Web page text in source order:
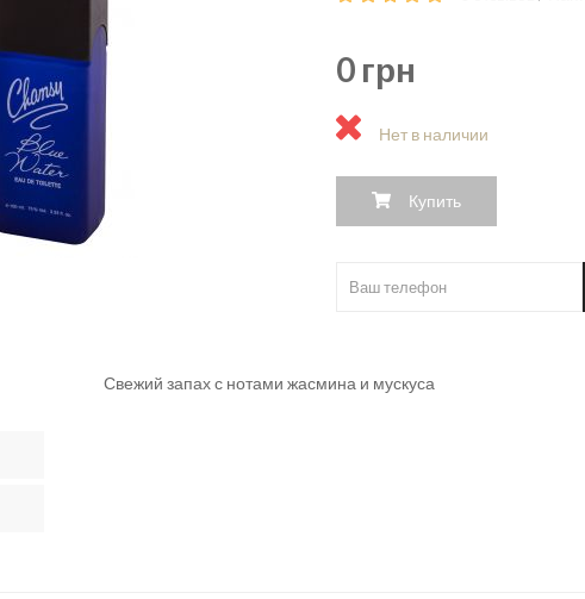
0 грн
Нет в наличии
Купить
Свежий запах с нотами жасмина и мускуса